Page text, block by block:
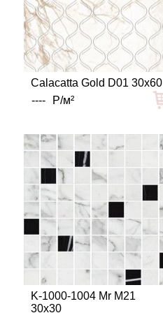
Calacatta Gold D01 30x60
----
Р/м²
K-1000-1004 Mr M21
30x30